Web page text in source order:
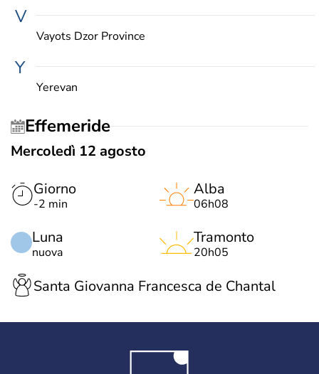
V
Vayots Dzor Province
Y
Yerevan
Effemeride
Mercoledì 12 agosto
Giorno
-2 min
Luna
nuova
Alba
06h08
Tramonto
20h05
Santa Giovanna Francesca de Chantal